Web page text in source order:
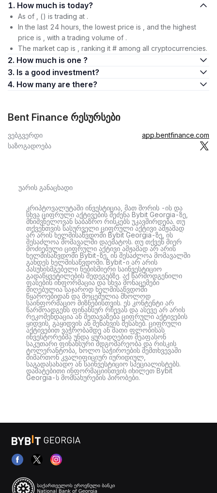
1. How much is today?
As of , () is trading at .
In the last 24 hours, the lowest price is , and the highest
price is , with a trading volume of .
The market cap is , ranking it # among all cryptocurrencies.
2. How much is one ?
3. Is a good investment?
4. How many are there?
Bent Finance რესურსები
ვებგვერდი
app.bentfinance.com
საზოგადოება
უარის განაცხადი
კრიპტოვალუტაში ინვესტიცია, მათ შორის -ის და
სხვა ციფრული აქტივების შეძენა Bybit Georgia-ზე,
მნიშვნელოვან საბაზრო რისკებს უკავშირდება. თუ
თქვენთვის სასურველი ციფრული აქტივი ამჟამად
არ არის ხელმისაწვდომი Bybit Georgia-ზე, ის
შესაძლოა მომავალში დაემატოს. თუ თქვენ მიერ
მოძიებული ციფრული აქტივი ამჟამად არ არის
ხელმისაწვდომი Bybit-ზე, ის შესაძლოა მომავალში
გახდეს ხელმისაწვდომი. Bybit-ი არ არის
პასუხისმგებელი ნებისმიერი საინვესტიციო
გადაწყვეტილების შედეგებზე. აქ წარმოდგენილი
ფასების ინფორმაცია და სხვა მონაცემები
მიღებულია საჯაროდ ხელმისაწვდომი
წყაროებიდან და მოცემულია მხოლოდ
საინფორმაციო მიზნებისთვის. ეს კონტენტი არ
წარმოადგენს ფინანსურ რჩევას და ასევე არ არის
რეკომენდაცია ან შეთავაზება ციფრული აქტივების
ყიდვის, გაყიდვის ან შენახვის შესახებ. ციფრული
აქტივებით ვაჭრობამდე ან მათი ფლობისას
ინვესტორებმა უნდა ყურადღებით შეაფასონ
საკუთარი ფინანსური მდგომარეობა და რისკის
ტოლერანტობა, ხოლო საჭიროების შემთხვევაში
მიმართონ კვალიფიციურ იურიდიულ,
საგადასახადო ან საინვესტიციო სპეციალისტებს.
დამატებითი ინფორმაციისთვის იხილეთ Bybit
Georgia-ს მომსახურების პირობები.